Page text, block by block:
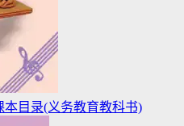
目录(义务教育教科书)